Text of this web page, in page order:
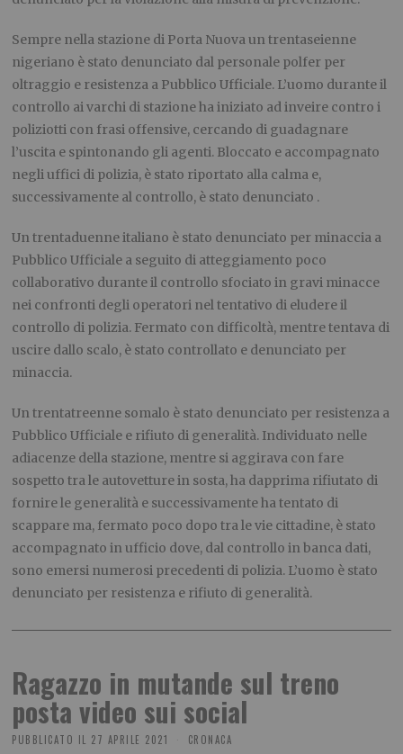
Sempre nella stazione di Porta Nuova un trentaseienne
nigeriano è stato denunciato dal personale polfer per
oltraggio e resistenza a Pubblico Ufficiale. L’uomo durante il
controllo ai varchi di stazione ha iniziato ad inveire contro i
poliziotti con frasi offensive, cercando di guadagnare
l’uscita e spintonando gli agenti. Bloccato e accompagnato
negli uffici di polizia, è stato riportato alla calma e,
successivamente al controllo, è stato denunciato .
Un trentaduenne italiano è stato denunciato per minaccia a
Pubblico Ufficiale a seguito di atteggiamento poco
collaborativo durante il controllo sfociato in gravi minacce
nei confronti degli operatori nel tentativo di eludere il
controllo di polizia. Fermato con difficoltà, mentre tentava di
uscire dallo scalo, è stato controllato e denunciato per
minaccia.
Un trentatreenne somalo è stato denunciato per resistenza a
Pubblico Ufficiale e rifiuto di generalità. Individuato nelle
adiacenze della stazione, mentre si aggirava con fare
sospetto tra le autovetture in sosta, ha dapprima rifiutato di
fornire le generalità e successivamente ha tentato di
scappare ma, fermato poco dopo tra le vie cittadine, è stato
accompagnato in ufficio dove, dal controllo in banca dati,
sono emersi numerosi precedenti di polizia. L’uomo è stato
denunciato per resistenza e rifiuto di generalità.
Ragazzo in mutande sul treno
posta video sui social
PUBBLICATO IL 27 APRILE 2021 CRONACA